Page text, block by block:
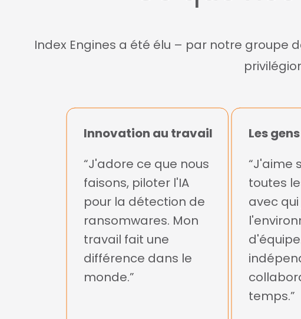
Index Engines a été élu – par notre groupe
Innovation au travail
“J'adore ce que nous
faisons, piloter l'IA
pour la détection de
ransomwares. Mon
travail fait une
différence dans le
monde.”
Les
“J'aime
toutes
avec
temps.”